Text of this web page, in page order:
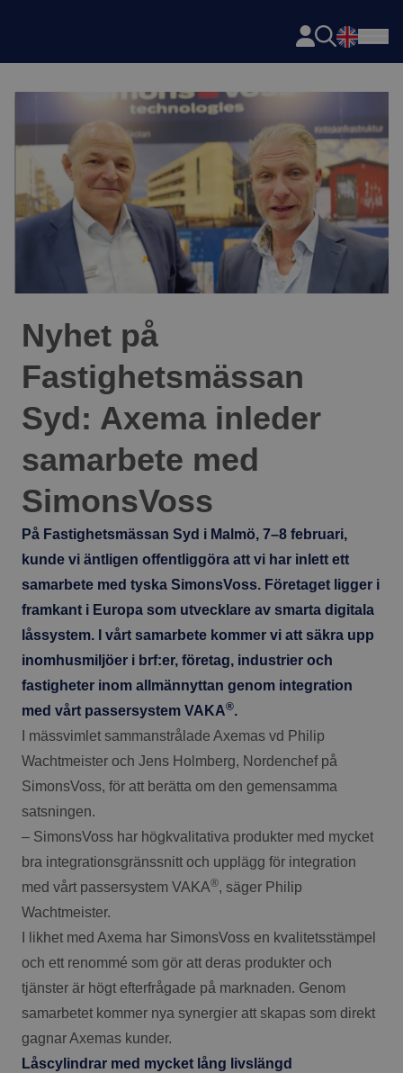
Nyhet på
Fastighetsmässan
Syd: Axema inleder
samarbete med
SimonsVoss
På Fastighetsmässan Syd i Malmö, 7–8 februari,
kunde vi äntligen offentliggöra att vi har inlett ett
samarbete med tyska SimonsVoss. Företaget ligger i
framkant i Europa som utvecklare av smarta digitala
låssystem. I vårt samarbete kommer vi att säkra upp
inomhusmiljöer i brf:er, företag, industrier och
fastigheter inom allmännyttan genom integration
med vårt passersystem VAKA®.
I mässvimlet sammanstrålade Axemas vd Philip
Wachtmeister och Jens Holmberg, Nordenchef på
SimonsVoss, för att berätta om den gemensamma
satsningen.
– SimonsVoss har högkvalitativa produkter med mycket
bra integrationsgränssnitt och upplägg för integration
med vårt passersystem VAKA®, säger Philip
Wachtmeister.
I likhet med Axema har SimonsVoss en kvalitetsstämpel
och ett renommé som gör att deras produkter och
tjänster är högt efterfrågade på marknaden. Genom
samarbetet kommer nya synergier att skapas som direkt
gagnar Axemas kunder.
Låscylindrar med mycket lång livslängd